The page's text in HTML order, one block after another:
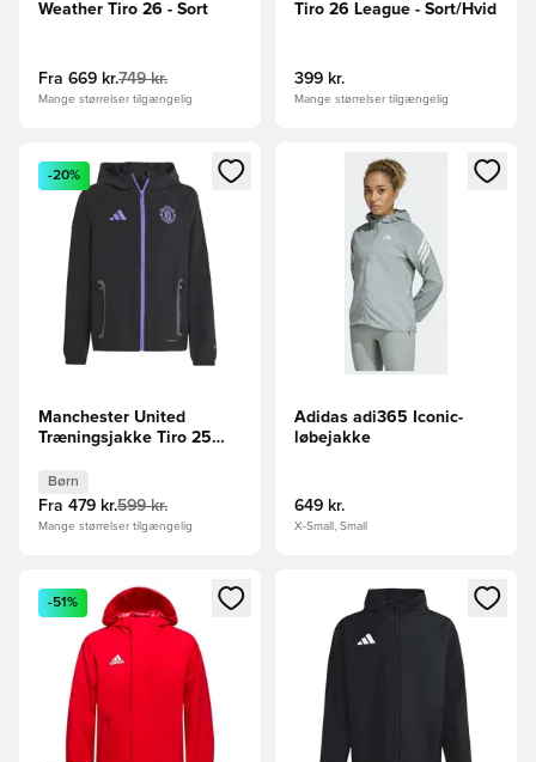
Weather Tiro 26 - Sort
Fra 669 kr.749 kr.
Mange størrelser tilgængelig
Tiro 26 League - Sort/Hvid
399 kr.
Mange størrelser tilgængelig
Åbner en Modal til at logge ind eller tilmelde dig som
-20%
Manchester United
Træningsjakke Tiro 25
Travel - Sort/Lilla Børn
Børn
Fra 479 kr.599 kr.
Mange størrelser tilgængelig
Åbner en Modal til at logge
Adidas adi365 Iconic-
løbejakke
649 kr.
X-Small, Small
Åbner en Modal til at logge ind eller tilmelde dig som
-51%
Åbner en Modal til at logge